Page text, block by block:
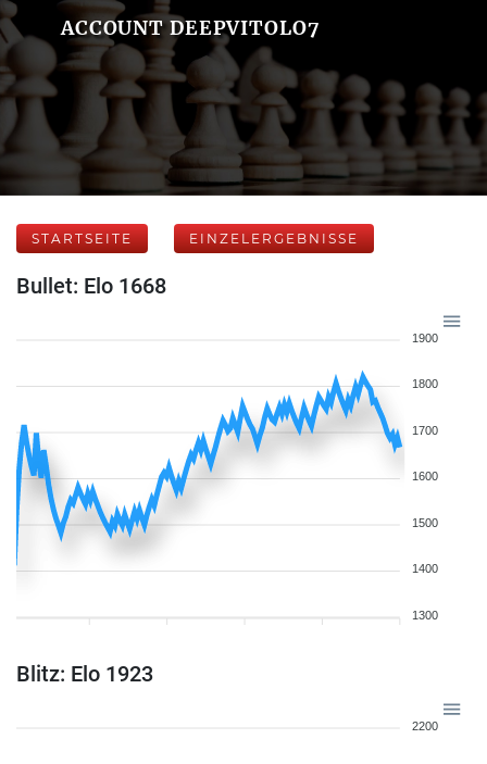
ACCOUNT DEEPVITOLO7
STARTSEITE EINZELERGEBNISSE
Bullet: Elo 1668
1900
1800
1700
1600
1500
1400
1300
Blitz: Elo 1923
2200